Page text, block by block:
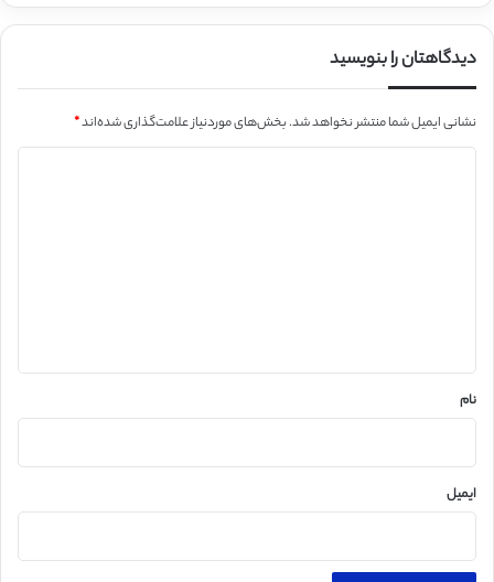
دیدگاهتان را بنویسید
نشانی ایمیل شما منتشر نخواهد شد.بخش‌های موردنیاز علامت‌گذاری شده‌اند*
نام
ایمیل